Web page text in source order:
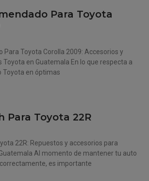
Para Toyota
Para Toyota Corolla 2009: Accesorios y
en Guatemala En lo que respecta a
Toyota en óptimas
Para Toyota 22R
22R: Repuestos y accesorios para
Al momento de mantener tu auto
es importante